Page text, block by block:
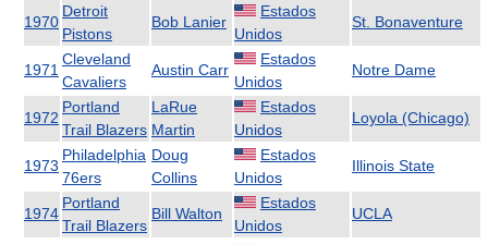
1970
Detroit
Pistons
Bob Lanier
Estados
Unidos
St. Bonaventure
1971
Cleveland
Cavaliers
Austin Carr
Estados
Unidos
Notre Dame
1972
Portland
Trail Blazers
LaRue
Martin
Estados
Unidos
Loyola (Chicago)
1973
Philadelphia
76ers
Doug
Collins
Estados
Unidos
Illinois State
1974
Portland
Trail Blazers
Bill Walton
Estados
Unidos
UCLA